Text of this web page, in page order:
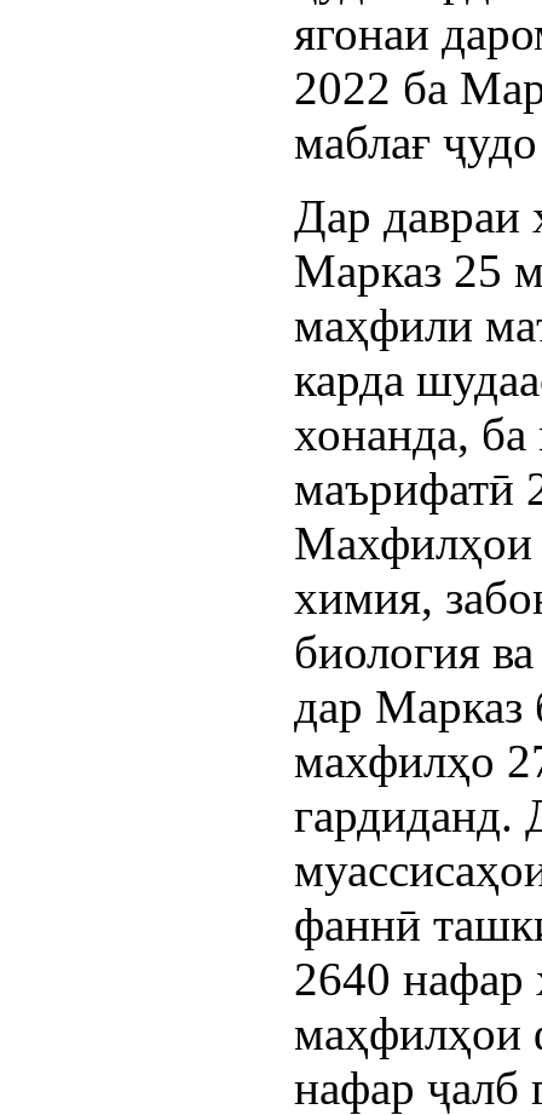
ягонаи
2022 ба
маблағ
Дар давраи
Марказ 25
маҳфили
карда
хонанда,
маърифатӣ
Махфилҳои
химия,
биология
дар Марказ
махфилҳо
гардиданд.
фаннӣ
2640 нафар
маҳфилҳои
нафар ҷалб